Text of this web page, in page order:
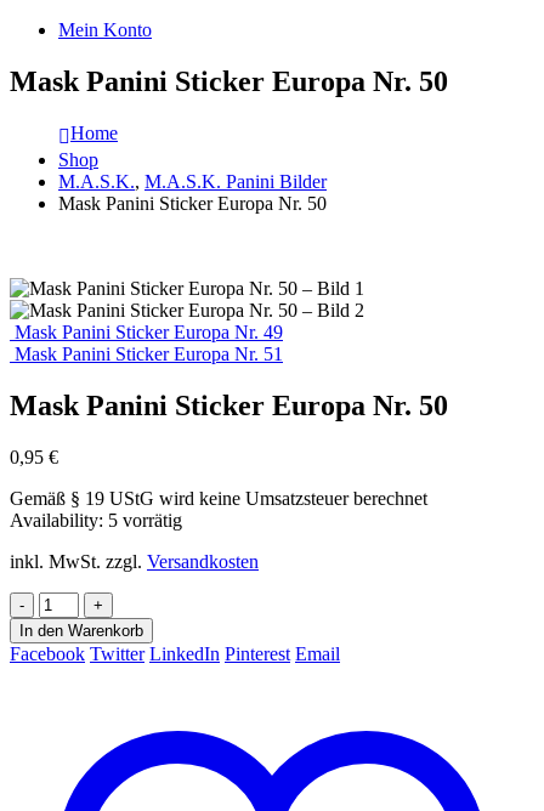
Mein Konto
Mask Panini Sticker Europa Nr. 50
Home
Shop
M.A.S.K., M.A.S.K. Panini Bilder
Mask Panini Sticker Europa Nr. 50
Mask Panini Sticker Europa Nr. 49
Mask Panini Sticker Europa Nr. 51
Mask Panini Sticker Europa Nr. 50
0,95 €
Gemäß § 19 UStG wird keine Umsatzsteuer berechnet
Availability: 5 vorrätig
inkl. MwSt. zzgl. Versandkosten
-
+
In den Warenkorb
Facebook Twitter LinkedIn Pinterest Email